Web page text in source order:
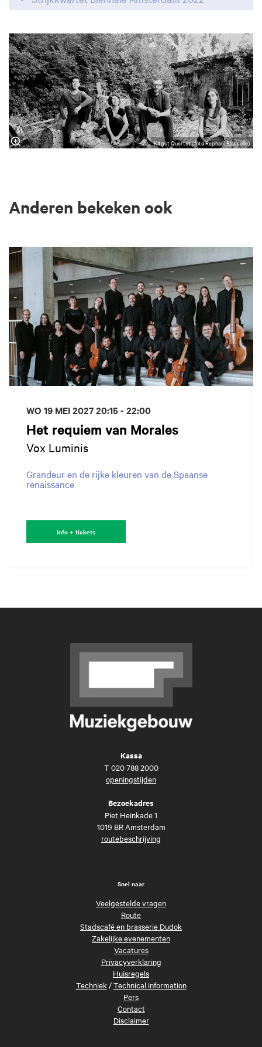
Kitgut Quartet (foto Raphaël Blasselle)
Anderen bekeken ook
Het requiem van Morales
Vox Luminis
Grandeur en de rijke kleuren van de Spaanse
renaissance
WO 19 MEI 202720:15 - 22:00
Info + tickets
Kassa
T 020 788 2000
openingstijden
Bezoekadres
Piet Heinkade 1
1019 BR Amsterdam
routebeschrijving
Snel naar
Veelgestelde vragen
Route
Stadscafé en brasserie Dudok
Zakelijke evenementen
Vacatures
Privacyverklaring
Huisregels
Techniek/Technical information
Pers
Contact
Disclaimer